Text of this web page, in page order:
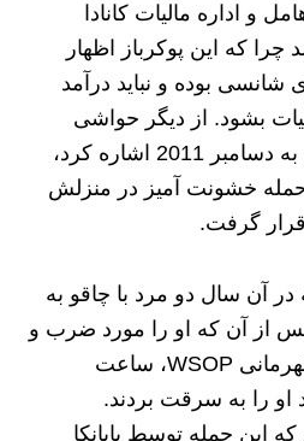
و اداره مالیات کانادا
که این پوکرباز اظهار
بوده و نباید درآمد
بشود. از دیگر حواشی
زندگی دوهامل می توان به دسامبر 2011 اشاره کرد،
خشونت آمیز در منزلش
قرار گرفت.
در آن سال دو مرد با چاقو به
از آن که او را مورد ضرب و
شتم قرار دادند دستبند قهرمانی WSOP، ساعت
را به سرقت بردند.
این حمله توسط بایانکا